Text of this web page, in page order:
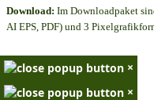
Download: Im Downloadpaket
AI EPS, PDF) und 3
×
×